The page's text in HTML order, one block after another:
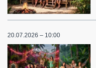
20.07.2026 – 10:00